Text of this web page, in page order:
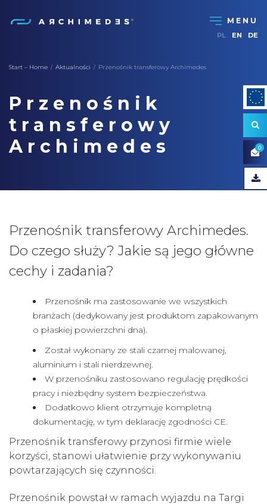
0
PL EN DE
Start – Home / Aktualności / Przenośnik transferowy Archimedes
Przenośnik
transferowy
Archimedes
Przenośnik transferowy Archimedes.
Do czego służy? Jakie są jego główne
cechy i zadania?
Przenośnik ma zastosowanie we wszystkich
branżach (dedykowany jest produktom zapakowanym
o płaskiej powierzchni dna).
Został wykonany ze stali czarnej malowanej,
aluminium i stali nierdzewnej.
W przenośniku zastosowano regulację prędkości
pracy i niezbędny system bezpieczeństwa.
Dodatkowo klient otrzymuje kompletną
dokumentację, w tym deklarację zgodności CE.
Przenośnik transferowy przynosi firmie wiele
korzyści, stanowi ułatwienie przy wykonywaniu
powtarzających się czynności.
Przenośnik powstał w ramach wyjazdu na Targi